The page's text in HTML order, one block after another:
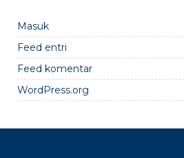
Masuk
Feed entri
Feed komentar
WordPress.org